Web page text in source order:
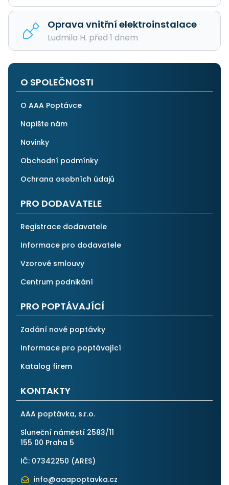
Oprava vnitřní elektroinstalace
Ludmila H. před 1 dnem
O SPOLEČNOSTI
O AAA Poptávce
Napište nám
Novinky
Obchodní podmínky
Ochrana osobních údajů
PRO DODAVATELE
Registrace dodavatele
Informace pro dodavatele
Vzorové smlouvy
Centrum podnikání
PRO POPTÁVAJÍCÍ
Zadání nové poptávky
Informace pro poptávající
Katalog firem
KONTAKTY
AAA poptávka, s.r.o.
Sluneční náměstí 2583/11
155 00 Praha 5
IČ: 07342250 (ARES)
info@aaapoptavka.cz